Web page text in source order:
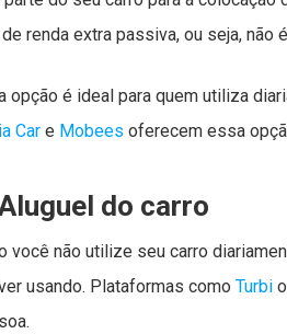
renda extra passiva, ou seja, não
opção é ideal para quem utiliza
Car e Mobees oferecem essa
do carro
você não utilize seu carro
usando. Plataformas como Turbi